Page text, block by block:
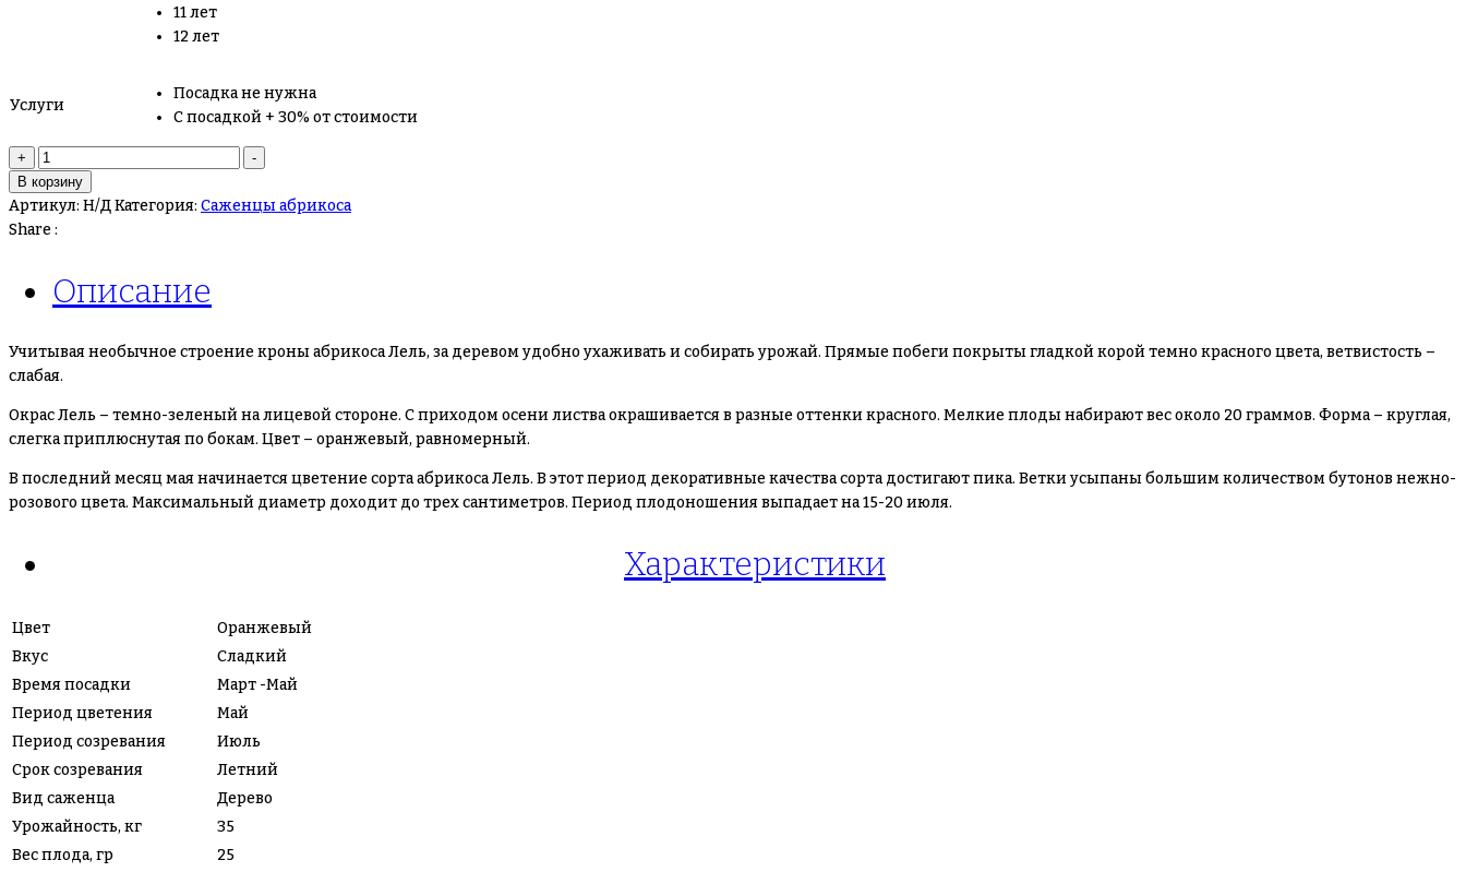
11 лет
12 лет
Услуги
Посадка не нужна
С посадкой + 30% от стоимости
+
Количество
товара
Абрикос
Лель
-
В корзину
Артикул: Н/ДКатегория: Саженцы абрикоса
Share :
Описание
Учитывая необычное строение кроны абрикоса Лель, за деревом удобно ухаживать и собирать урожай. Прямые побеги покрыты гладкой корой темно красного цвета, ветвистость –
слабая.
Окрас Лель – темно-зеленый на лицевой стороне. С приходом осени листва окрашивается в разные оттенки красного. Мелкие плоды набирают вес около 20 граммов. Форма – круглая,
слегка приплюснутая по бокам. Цвет – оранжевый, равномерный.
В последний месяц мая начинается цветение сорта абрикоса Лель. В этот период декоративные качества сорта достигают пика. Ветки усыпаны большим количеством бутонов нежно-
розового цвета. Максимальный диаметр доходит до трех сантиметров. Период плодоношения выпадает на 15-20 июля.
Характеристики
Цвет
Оранжевый
Вкус
Сладкий
Время посадки
Март -Май
Период цветения
Май
Период созревания
Июль
Срок созревания
Летний
Вид саженца
Дерево
Урожайность, кг
35
Вес плода, гр
25